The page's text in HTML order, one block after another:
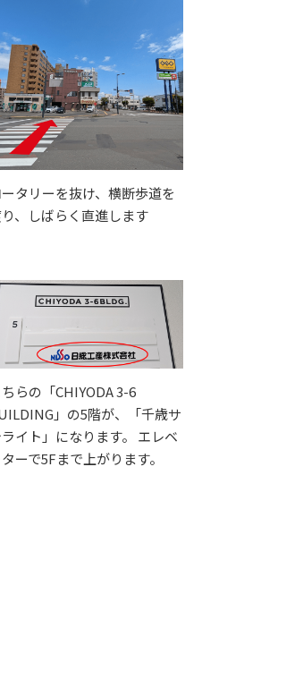
ータリーを抜け、横断歩道を
、しばらく直進します
らの「CHIYODA 3-6
」の5階が、「千歳サ
イト」になります。 エレベ
ーで5Fまで上がります。